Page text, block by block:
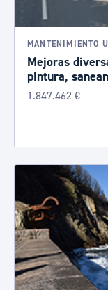
MANTENIMIENTO
Mejoras
pintura,
1.847.462 €